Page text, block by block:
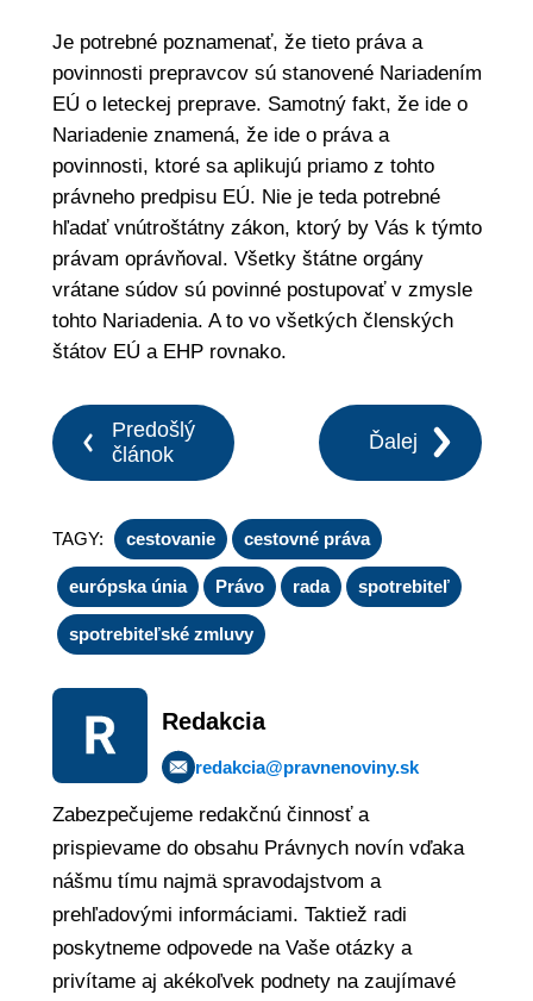
Je potrebné poznamenať, že tieto práva a
povinnosti prepravcov sú stanovené Nariadením
EÚ o leteckej preprave. Samotný fakt, že ide o
Nariadenie znamená, že ide o práva a
povinnosti, ktoré sa aplikujú priamo z tohto
právneho predpisu EÚ. Nie je teda potrebné
hľadať vnútroštátny zákon, ktorý by Vás k týmto
právam oprávňoval. Všetky štátne orgány
vrátane súdov sú povinné postupovať v zmysle
tohto Nariadenia. A to vo všetkých členských
štátov EÚ a EHP rovnako.
Predošlý
článok
Ďalej
TAGY: cestovanie cestovné práva
európska únia Právo rada spotrebiteľ
spotrebiteľské zmluvy
Redakcia
redakcia@pravnenoviny.sk
Zabezpečujeme redakčnú činnosť a
prispievame do obsahu Právnych novín vďaka
nášmu tímu najmä spravodajstvom a
prehľadovými informáciami. Taktiež radi
poskytneme odpovede na Vaše otázky a
privítame aj akékoľvek podnety na zaujímavé